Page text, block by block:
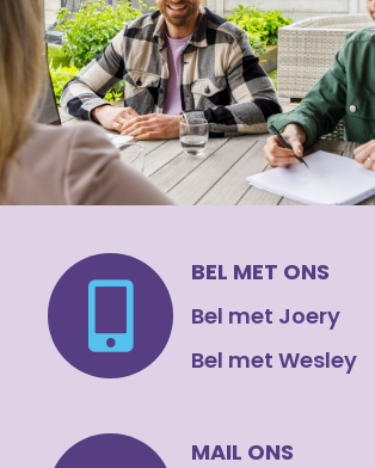
BEL MET ONS
Bel met Joery
Bel met Wesley
MAIL ONS